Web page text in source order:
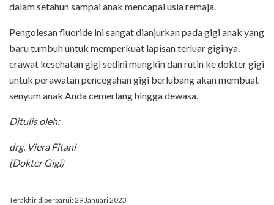
dalam setahun sampai anak mencapai usia remaja.
Pengolesan fluoride ini sangat dianjurkan pada gigi anak yang
baru tumbuh untuk memperkuat lapisan terluar giginya.
erawat kesehatan gigi sedini mungkin dan rutin ke dokter gigi
untuk perawatan pencegahan gigi berlubang akan membuat
senyum anak Anda cemerlang hingga dewasa.
Ditulis oleh:
drg. Viera Fitani
(Dokter Gigi)
Terakhir diperbarui: 29 Januari 2023